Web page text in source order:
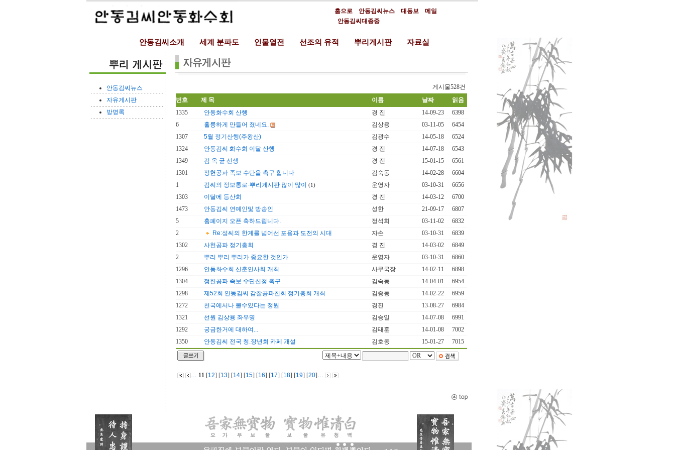
홈으로 안동김씨뉴스 대동보
메일
안동김씨대종중
안동김씨소개 세계 분파도 인물열전 선조의 유적 뿌리게시판 자료실
안동김씨뉴스
자유게시판
방명록
게시물528건
번호
제 목 이름 날짜
읽음
1335
안동화수회 산행 경 진 14-09-23
6398
6
훌륭하게 만들어 졌네요. 김상용 03-11-05
6454
1307
5월 정기산행(주왕산) 김광수 14-05-18
6524
1324
안동김씨 화수회 이달 산행 경 진 14-07-18
6543
1349
김 옥 균 선생 경 진 15-01-15
6561
1301
정헌공파 족보 수단을 촉구 합니다 김숙동 14-02-28
6604
1
김씨의 정보통로-뿌리게시판 많이 많이 (1) 운영자 03-10-31
6656
1303
이달에 등산회 경 진 14-03-12
6700
1473
안동김씨 연예인및 방송인 성한 21-09-17
6807
5
홈페이지 오픈 축하드립니다. 정석희 03-11-02
6832
2
Re:성씨의 한계를 넘어선 포용과 도전의 시대 자손 03-10-31
6839
1302
사헌공파 정기총회 경 진 14-03-02
6849
2
뿌리 뿌리 뿌리가 중요한 것인가 운영자 03-10-31
6860
1296
안동화수회 신춘인사회 개최 사무국장 14-02-11
6898
1304
정헌공파 족보 수단신청 촉구 김숙동 14-04-01
6954
1298
제52회 안동김씨 감찰공파친회 정기총회 개최 김중동 14-02-22
6959
1272
천국에서나 볼수있다는 정원 경진 13-08-27
6984
1321
선원 김상용 좌우명 김승일 14-07-08
6991
1292
궁금한거에 대하여... 김태훈 14-01-08
7002
1350
안동김씨 전국 청.장년회 카페 개설 김호동 15-01-27 7015
… 11 [12] [13] [14] [15] [16] [17] [18] [19] [20]…